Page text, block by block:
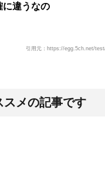
に違うなの
引用元：https://egg.5ch.net/
スメの記事です